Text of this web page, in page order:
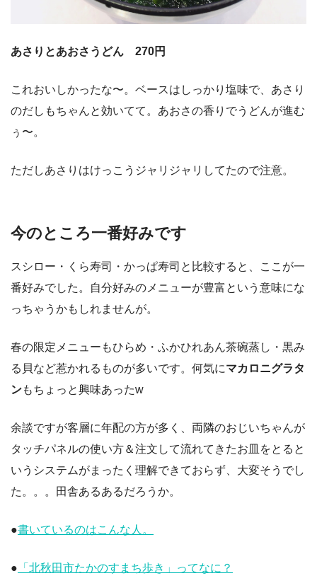
あさりとあおさうどん 270円
これおいしかったな〜。ベースはしっかり塩味で、あさり
のだしもちゃんと効いてて。あおさの香りでうどんが進む
ぅ〜。
ただしあさりはけっこうジャリジャリしてたので注意。
今のところ一番好みです
スシロー・くら寿司・かっぱ寿司と比較すると、ここが一
番好みでした。自分好みのメニューが豊富という意味にな
っちゃうかもしれませんが。
春の限定メニューもひらめ・ふかひれあん茶碗蒸し・黒み
る貝など惹かれるものが多いです。何気にマカロニグラタ
ンもちょっと興味あったw
余談ですが客層に年配の方が多く、両隣のおじいちゃんが
タッチパネルの使い方＆注文して流れてきたお皿をとると
いうシステムがまったく理解できておらず、大変そうでし
た。。。田舎あるあるだろうか。
●書いているのはこんな人。
● 「北秋田市たかのすまち歩き」ってなに？